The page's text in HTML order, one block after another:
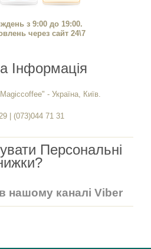
з 9:00 до 19:00.
через сайт 24\7
Інформація
- Україна, Київ.
| (073)044 71 31
Персональні
нашому каналі Viber